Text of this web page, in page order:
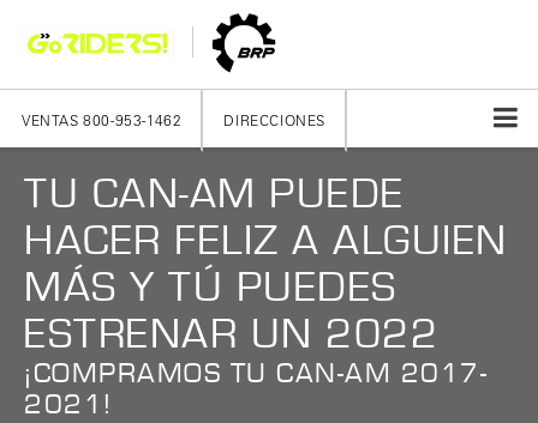
VENTAS 800-953-1462 DIRECCIONES
TU CAN-AM PUEDE
HACER FELIZ A ALGUIEN
MÁS Y TÚ PUEDES
ESTRENAR UN 2022
¡COMPRAMOS TU CAN-AM 2017-
2021!